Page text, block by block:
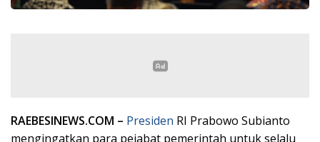
RAEBESINEWS.COM – Presiden RI Prabowo Subianto
mengingatkan para pejabat pemerintah untuk selalu